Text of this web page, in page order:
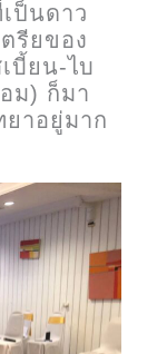
ป็นดาว
รียของ
บี้ยน-ไบ
ม) ก็มา
ยาอยู่มาก